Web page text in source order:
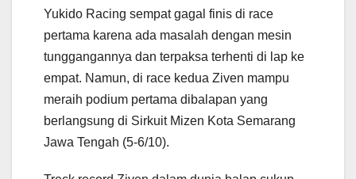
Yukido Racing sempat gagal finis di race
pertama karena ada masalah dengan mesin
tunggangannya dan terpaksa terhenti di lap ke
empat. Namun, di race kedua Ziven mampu
meraih podium pertama dibalapan yang
berlangsung di Sirkuit Mizen Kota Semarang
Jawa Tengah (5-6/10).